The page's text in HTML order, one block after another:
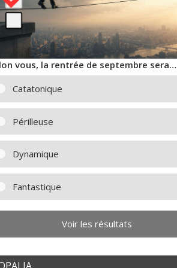
vous, la rentrée de septembre sera…
Catatonique
Périlleuse
Dynamique
Fantastique
Voir les résultats